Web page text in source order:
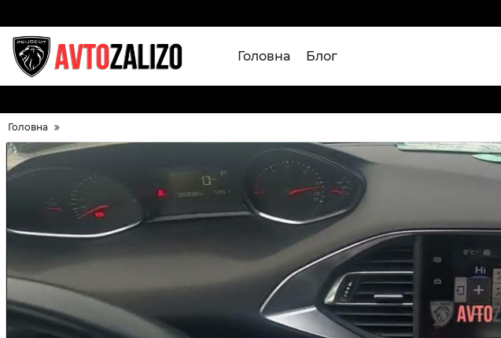
Головна Блог
Головна